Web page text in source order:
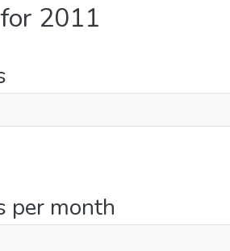
2011
per month